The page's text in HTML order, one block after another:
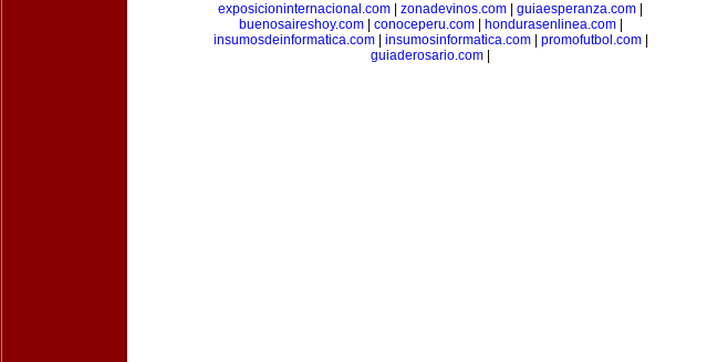
exposicioninternacional.com
zonadevinos.com guiaesperanza.com
buenosaireshoy.com| conoceperu.com| hondurasenlinea.com|
insumosdeinformatica.com| insumosinformatica.com| promofutbol.com|
guiaderosario.com